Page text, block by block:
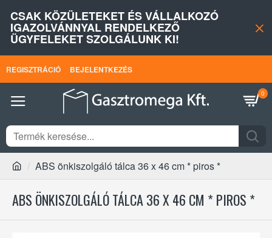
CSAK KÖZÜLETEKET ÉS VÁLLALKOZÓ
IGAZOLVÁNNYAL RENDELKEZŐ
ÜGYFELEKET SZOLGÁLUNK KI!
REGISZTRÁCIÓ BEJELENTKEZÉS
0
ABS önkiszolgáló tálca 36 x 46 cm * piros *
ABS ÖNKISZOLGÁLÓ TÁLCA 36 X 46 CM * PIROS *